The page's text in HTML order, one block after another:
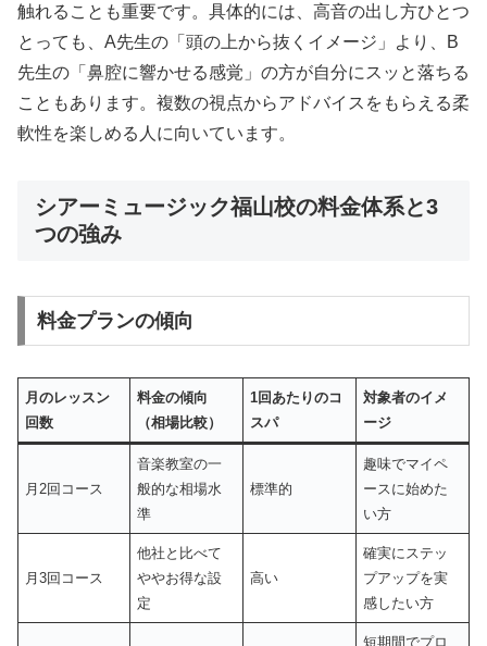
触れることも重要です。具体的には、高音の出し方ひとつ
とっても、A先生の「頭の上から抜くイメージ」より、B
先生の「鼻腔に響かせる感覚」の方が自分にスッと落ちる
こともあります。複数の視点からアドバイスをもらえる柔
軟性を楽しめる人に向いています。
シアーミュージック福山校の料金体系と3
つの強み
料金プランの傾向
月のレッスン
回数
料金の傾向
（相場比較）
1回あたりのコ
スパ
対象者のイメ
ージ
月2回コース
音楽教室の一
般的な相場水
準
標準的
趣味でマイペ
ースに始めた
い方
月3回コース
他社と比べて
ややお得な設
定
高い
確実にステッ
プアップを実
感したい方
短期間でプロ